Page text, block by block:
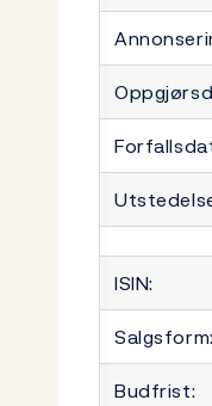
ISIN:
Salgsform:
Budfrist: